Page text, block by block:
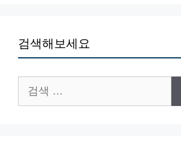
검색해보세요
색: